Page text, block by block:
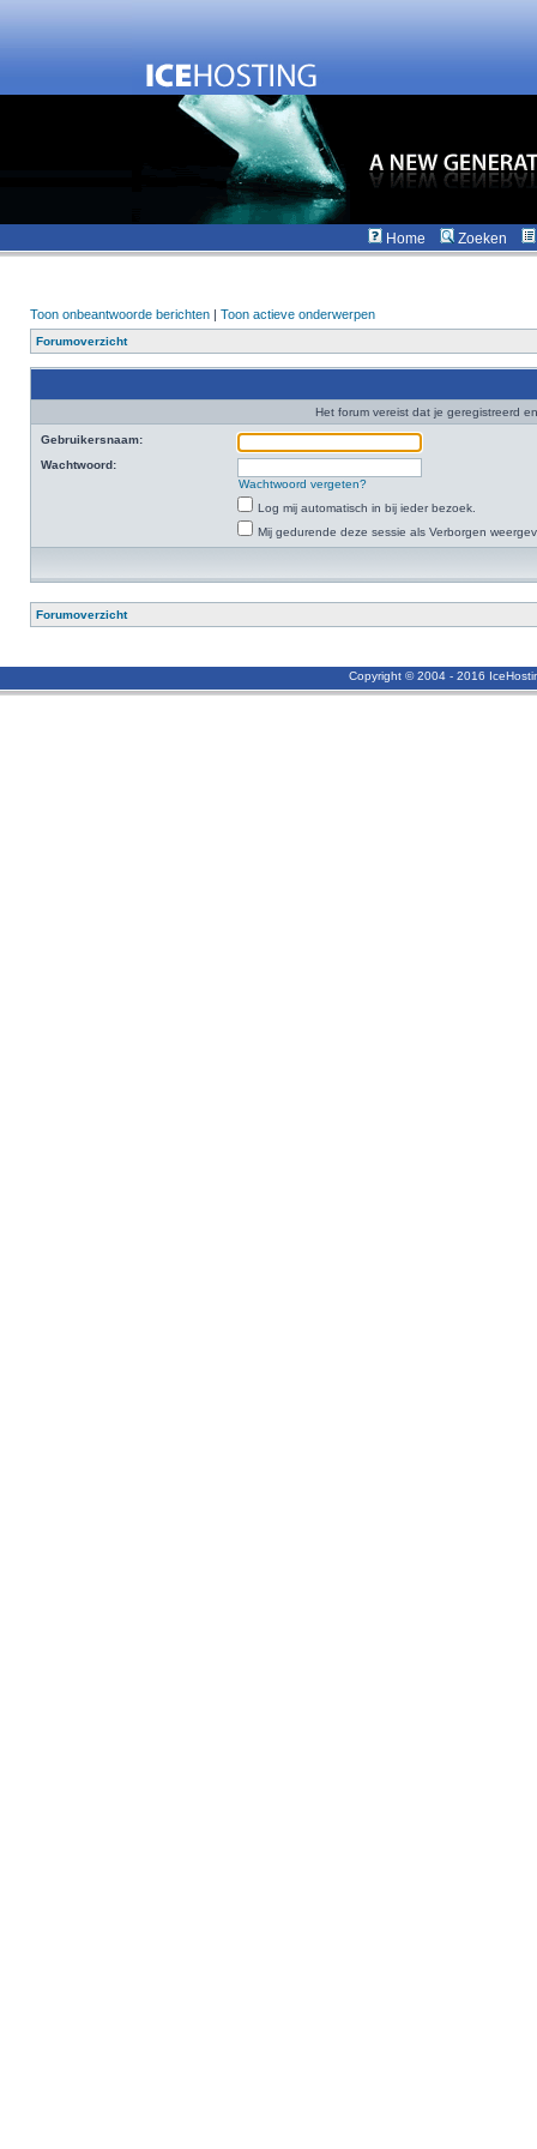
Home Zoeken
Toon onbeantwoorde berichten | Toon actieve onderwerpen
Forumoverzicht
Het forum vereist dat je geregistreerd
Gebruikersnaam:
Wachtwoord:
Wachtwoord vergeten?
Log mij automatisch in bij ieder bezoek.
Mij gedurende deze sessie als Verborgen
Forumoverzicht
Copyright © 2004 - 2016